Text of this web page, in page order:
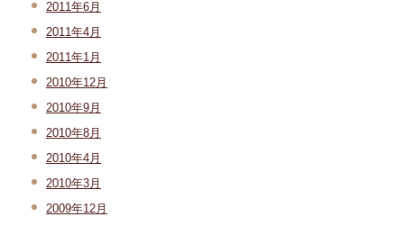
2011年6月
2011年4月
2011年1月
2010年12月
2010年9月
2010年8月
2010年4月
2010年3月
2009年12月